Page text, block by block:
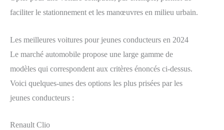
faciliter le stationnement et les manœuvres en milieu urbain.
Les meilleures voitures pour jeunes conducteurs en 2024
Le marché automobile propose une large gamme de
modèles qui correspondent aux critères énoncés ci-dessus.
Voici quelques-unes des options les plus prisées par les
jeunes conducteurs :
Renault Clio